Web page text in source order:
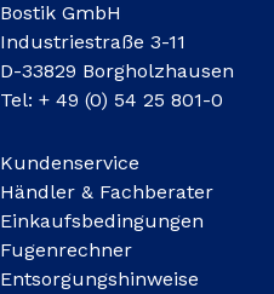
Bostik GmbH
Industriestraße 3-11
D-33829 Borgholzhausen
Tel: + 49 (0) 54 25 801-0
Kundenservice
Händler & Fachberater
Einkaufsbedingungen
Fugenrechner
Entsorgungshinweise